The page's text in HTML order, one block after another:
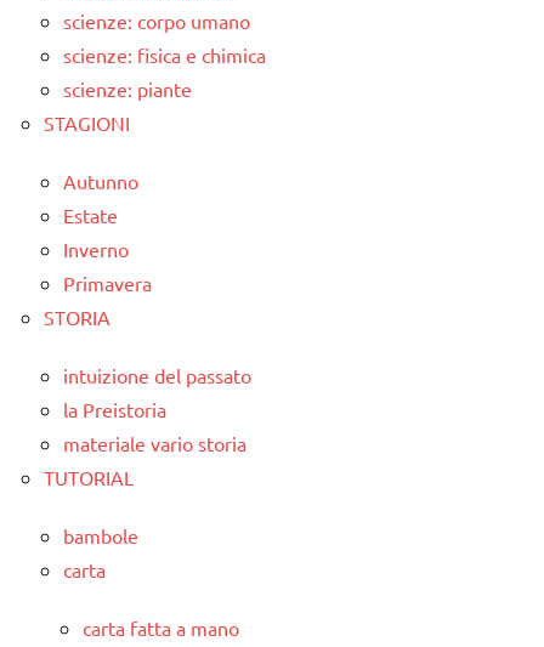
scienze: corpo umano
scienze: fisica e chimica
scienze: piante
STAGIONI
Autunno
Estate
Inverno
Primavera
STORIA
intuizione del passato
la Preistoria
materiale vario storia
TUTORIAL
bambole
carta
carta fatta a mano